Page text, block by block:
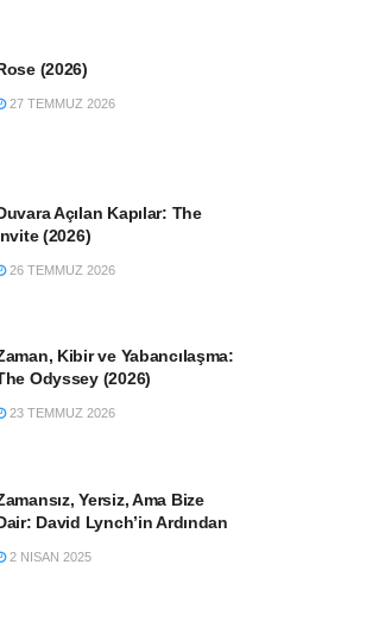
(2026)
27 TEMMUZ 2026
Açılan Kapılar: The
(2026)
26 TEMMUZ 2026
Kibir ve Yabancılaşma:
Odyssey (2026)
23 TEMMUZ 2026
Yersiz, Ama Bize
David Lynch’in Ardından
2 NISAN 2025